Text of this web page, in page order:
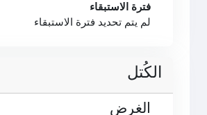
فترة الاستبقاء
لم يتم تحديد فترة الاستبقاء
الكُتل
الغرض